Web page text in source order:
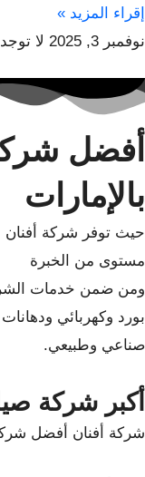
إقراء المزيد »
نوفمبر 3, 2025
لا
أفضل
بالإمارات
حيث توفر شركة
مستوى من الخبرة
ومن ضمن خدمات
بورد وكهربائي
صناعي وطبيعي.
أكبر شركة
شركة أفنان أفضل